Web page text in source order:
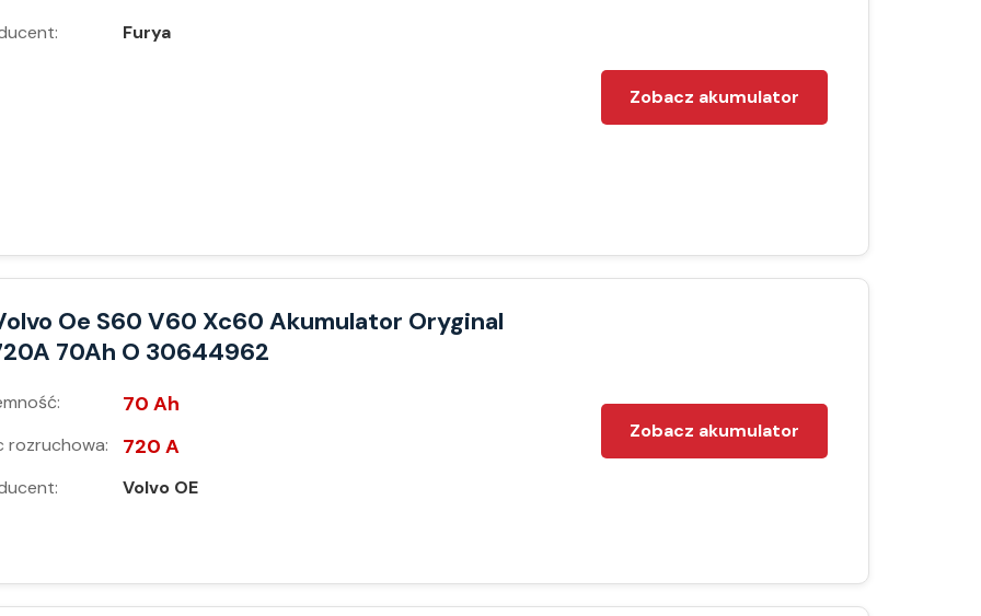
Furya
Zobacz akumulator
Oe S60 V60 Xc60 Akumulator Oryginal
70Ah O 30644962
70 Ah
rozruchowa: 720 A
Volvo OE
Zobacz akumulator